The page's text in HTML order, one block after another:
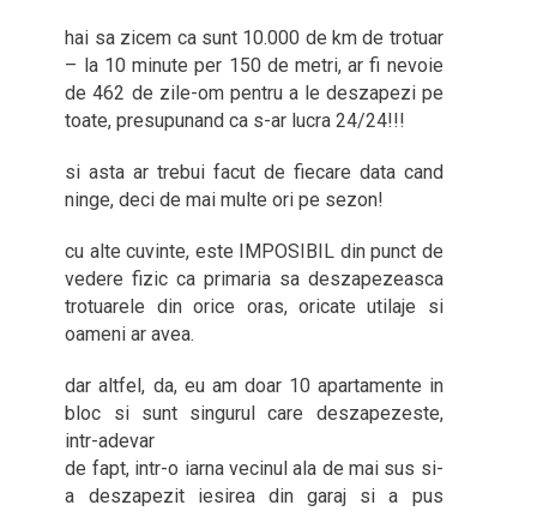
hai sa zicem ca sunt 10.000 de km de trotuar
– la 10 minute per 150 de metri, ar fi nevoie
de 462 de zile-om pentru a le deszapezi pe
toate, presupunand ca s-ar lucra 24/24!!!
si asta ar trebui facut de fiecare data cand
ninge, deci de mai multe ori pe sezon!
cu alte cuvinte, este IMPOSIBIL din punct de
vedere fizic ca primaria sa deszapezeasca
trotuarele din orice oras, oricate utilaje si
oameni ar avea.
dar altfel, da, eu am doar 10 apartamente in
bloc si sunt singurul care deszapezeste,
intr-adevar
de fapt, intr-o iarna vecinul ala de mai sus si-
a deszapezit iesirea din garaj si a pus